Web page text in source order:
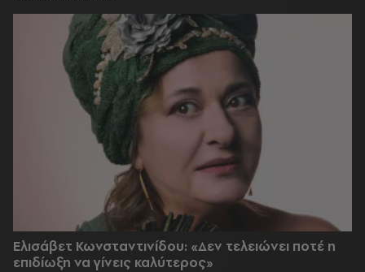
Ελισάβετ Κωνσταντινίδου: «Δεν τελειώνει ποτέ η
επιδίωξη να γίνεις καλύτερος»